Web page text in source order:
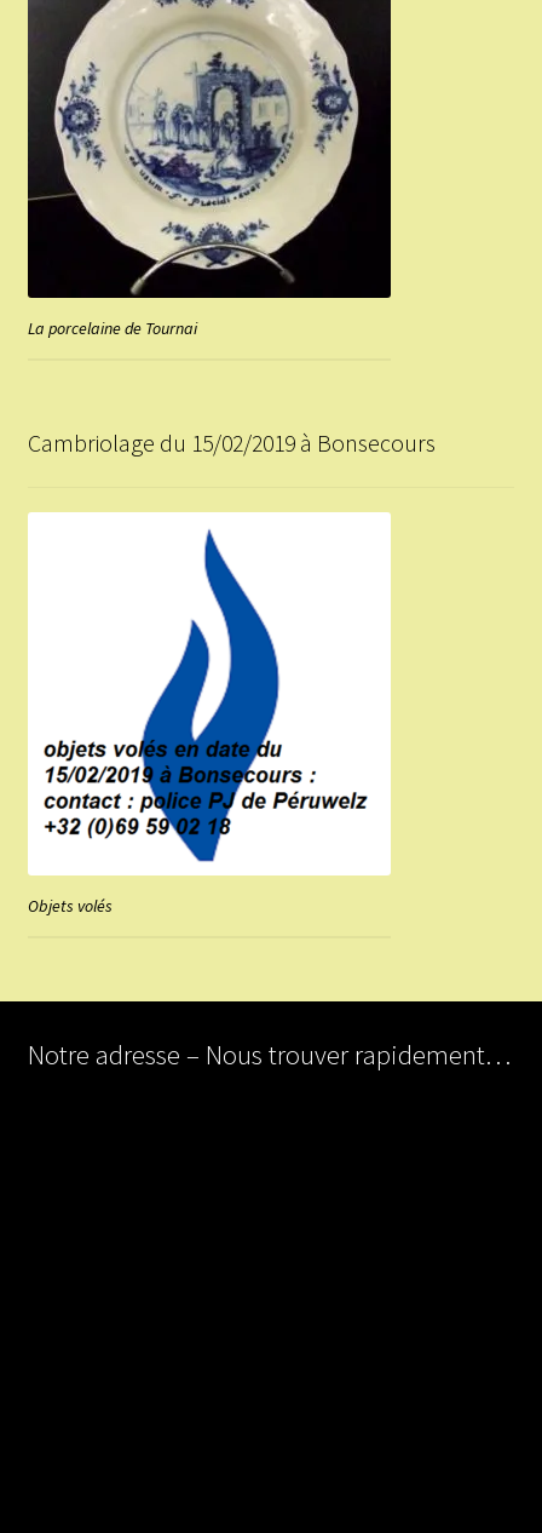
La porcelaine de Tournai
Cambriolage du 15/02/2019 à Bonsecours
Objets volés
Notre adresse – Nous trouver rapidement…